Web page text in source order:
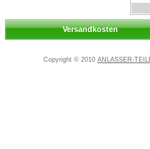
Versandkosten
Copyright © 2010 ANLASSER-